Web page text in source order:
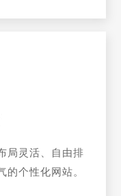
局灵活、自由排
的个性化网站。